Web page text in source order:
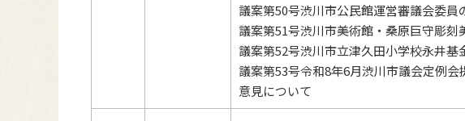
議案第50号渋川市公民館運営審議会委員
議案第51号渋川市美術館・桑原巨守彫
議案第52号渋川市立津久田小学校永井
議案第53号令和8年6月渋川市議会定例
意見について